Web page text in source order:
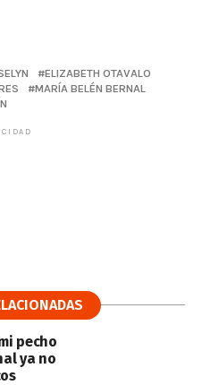
ELIZABETH OTAVALO
MARÍA BELÉN BERNAL
pecho
ya no